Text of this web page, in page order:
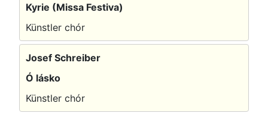
Kyrie (Missa Festiva)
Künstler chór
Josef Schreiber
Ó lásko
Künstler chór